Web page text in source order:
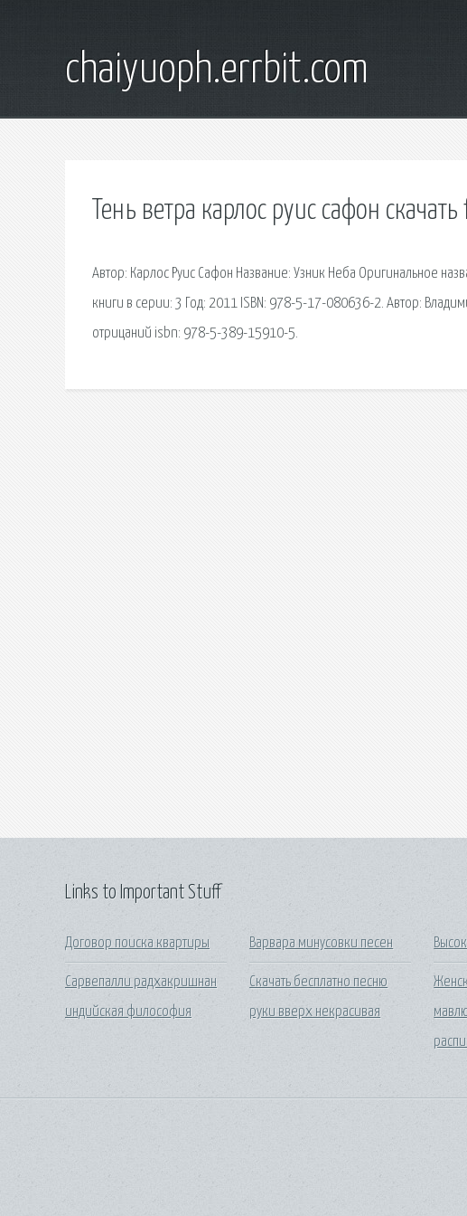
chaiyuoph.errbit.com
Тень ветра карлос руис сафон
Автор: Карлос Руис Сафон Название: Узник Неба Оригинальное
книги в серии: 3 Год: 2011 ISBN: 978-5-17-080636-2. Автор:
отрицаний isbn: 978-5-389-15910-5.
Links to Important Stuff
Договор поиска квартиры
Сарвепалли радхакришнан
индийская философия
Варвара минусовки песен
Скачать бесплатно песню
руки вверх некрасивая